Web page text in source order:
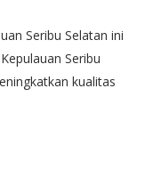
Seribu Selatan ini
Seribu
kualitas